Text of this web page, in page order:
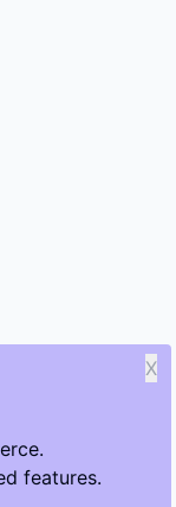
features.
X
and cleaner